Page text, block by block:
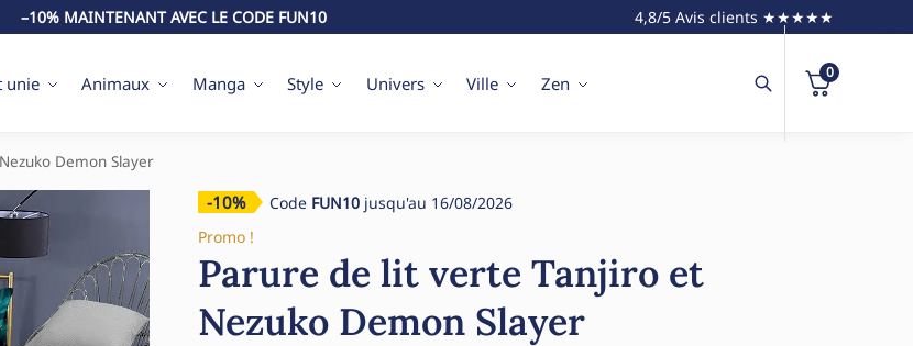
–10% MAINTENANT AVEC LE CODE FUN10 4,8/5 Avis clients ★★★★★
unie Animaux Manga Style Univers Ville Zen
0
Demon Slayer
-10% Code FUN10jusqu'au 16/08/2026
Promo !
Parure de lit verte Tanjiro et
Nezuko Demon Slayer